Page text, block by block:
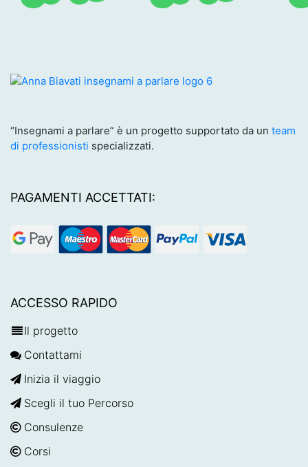
“Insegnami a parlare” è un progetto supportato da un team
di professionisti specializzati.
PAGAMENTI ACCETTATI:
ACCESSO RAPIDO
Il progetto
Contattami
Inizia il viaggio
Scegli il tuo Percorso
Consulenze
Corsi